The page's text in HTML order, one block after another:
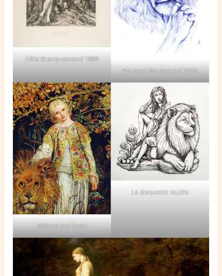
Félix Bracquemond 1886
Youssef Boubekeur 2020
William Bell Scott
La disquette studio